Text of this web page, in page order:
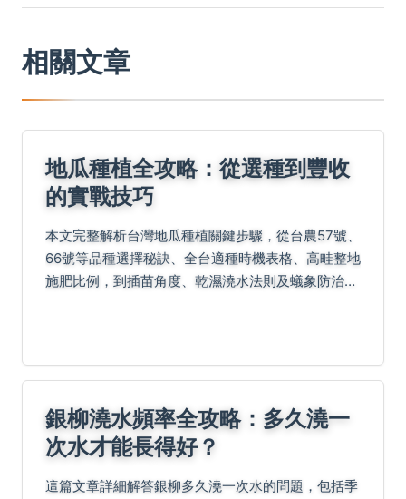
相關文章
地瓜種植全攻略：從選種到豐收
的實戰技巧
本文完整解析台灣地瓜種植關鍵步驟，從台農57號、
66號等品種選擇秘訣、全台適種時機表格、高畦整地
施肥比例，到插苗角度、乾濕澆水法則及蟻象防治實
銀柳澆水頻率全攻略：多久澆一
次水才能長得好？
這篇文章詳細解答銀柳多久澆一次水的問題，包括季